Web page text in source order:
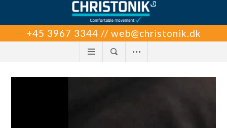
+45 3967 3344 // web@christonik.dk